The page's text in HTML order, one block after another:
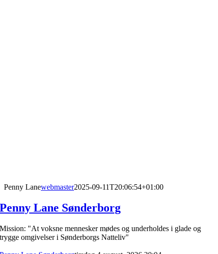
Penny Lanewebmaster2025-09-11T20:06:54+01:00
Penny Lane Sønderborg
Mission: "At voksne mennesker mødes og underholdes i glade og
trygge omgivelser i Sønderborgs Natteliv"